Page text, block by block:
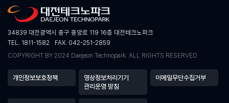
34839 대전광역시 중구 중앙로 119 16층 대전테크노파크
TEL. 1811-1582
FAX. 042-251-2859
COPYRIGHT BY 2024 Daejeon Technopark. ALL RIGHTS RESERVED
개인정보보호정책
영상정보처리기기
관리운영 방침
이메일무단수집거부